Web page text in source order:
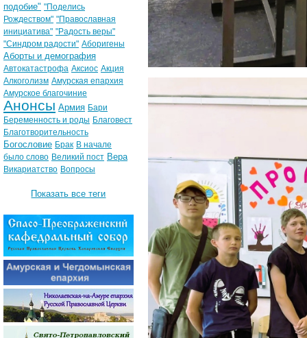
подобие" "Поделись
Рождеством" "Православная
инициатива" "Радость веры"
"Синдром радости" Аборигены
Аборты и демография
Автокатастрофа Аксиос Акция
Алкоголизм Амурская епархия
Амурское благочиние
Анонсы Армия Бари
Беременность и роды Благовест
Благотворительность
Богословие Брак В начале
было слово Великий пост Вера
Викариатство Вопросы
Показать все теги